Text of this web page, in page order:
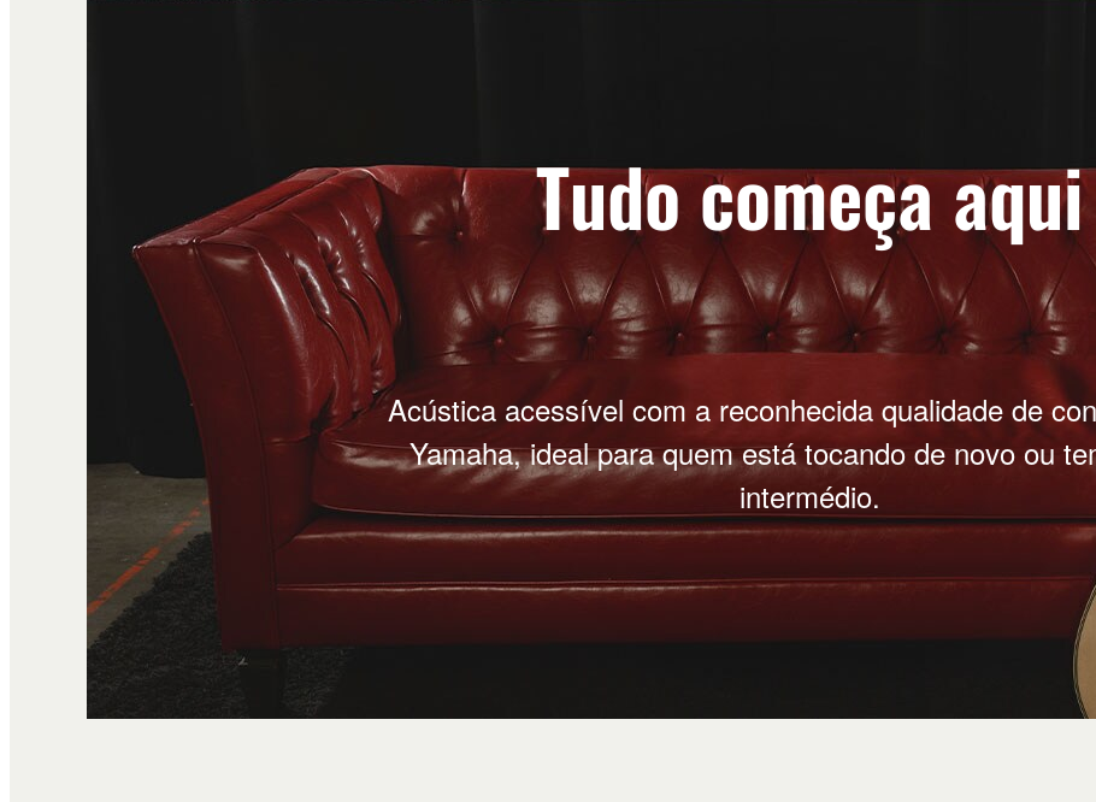
Tudo começa aqui
Acústica acessível com a reconhecida qualidade de
Yamaha, ideal para quem está tocando de novo ou
intermédio.